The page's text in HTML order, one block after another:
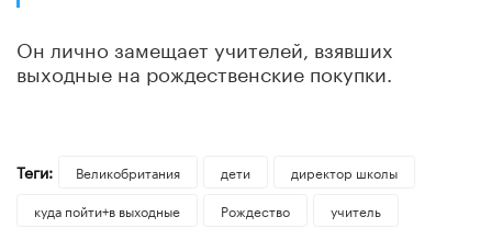
Он лично замещает учителей, взявших
выходные на рождественские покупки.
Теги: Великобритания дети
директор школы
куда пойти+в выходные
Рождество учитель